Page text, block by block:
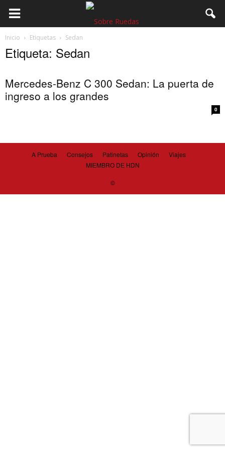
Inicio Etiquetas Sedan
Etiqueta: Sedan
Mercedes-Benz C 300 Sedan: La puerta de
ingreso a los grandes
0
A Prueba Consejos Patinetas Opinión
Viajes
MIEMBRO DE HDN
©